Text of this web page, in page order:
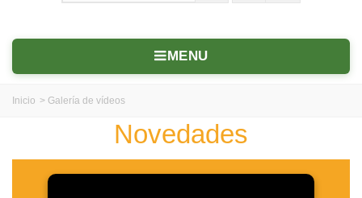
MENU
Inicio > Galería de vídeos
Novedades